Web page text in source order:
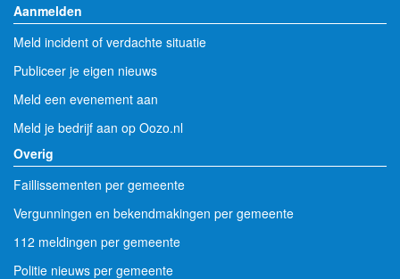
Aanmelden
Meld incident of verdachte situatie
Publiceer je eigen nieuws
Meld een evenement aan
Meld je bedrijf aan op Oozo.nl
Overig
Faillissementen per gemeente
Vergunningen en bekendmakingen per gemeente
112 meldingen per gemeente
Politie nieuws per gemeente